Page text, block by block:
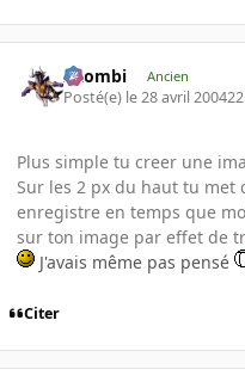
XZombi Ancien
Posté(e) le 28 avril 2004
Plus simple tu creer une
Sur les 2 px du haut tu met
enregistre en temps que
sur ton image par effet de
J'avais même pas pensé
Citer